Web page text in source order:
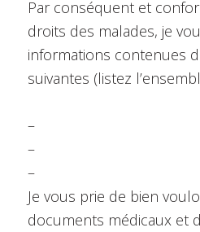
Par conséquent et
droits des malades, je
informations contenues
suivantes (listez
–
–
–
Je vous prie de bien
documents médicaux et